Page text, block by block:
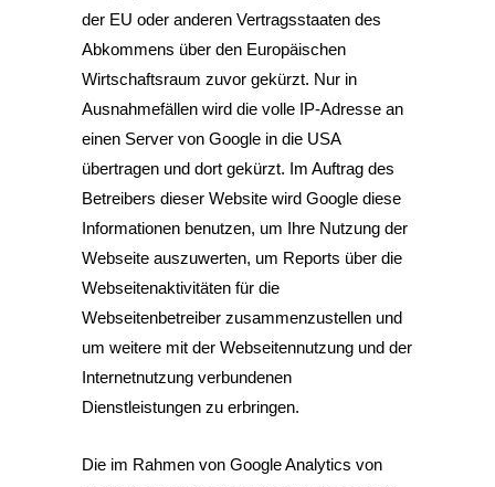
der EU oder anderen Vertragsstaaten des
Abkommens über den Europäischen
Wirtschaftsraum zuvor gekürzt. Nur in
Ausnahmefällen wird die volle IP-Adresse an
einen Server von Google in die USA
übertragen und dort gekürzt. Im Auftrag des
Betreibers dieser Website wird Google diese
Informationen benutzen, um Ihre Nutzung der
Webseite auszuwerten, um Reports über die
Webseitenaktivitäten für die
Webseitenbetreiber zusammenzustellen und
um weitere mit der Webseitennutzung und der
Internetnutzung verbundenen
Dienstleistungen zu erbringen.
Die im Rahmen von Google Analytics von